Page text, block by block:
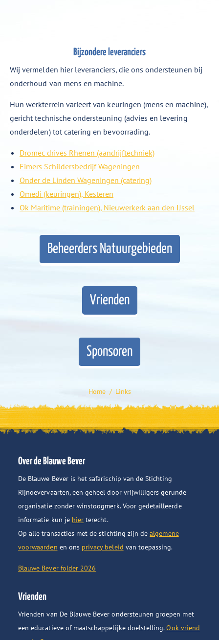
Bijzondere leveranciers
Wij vermelden hier leveranciers, die ons ondersteunen bij
onderhoud van mens en machine.
Hun werkterrein varieert van keuringen (mens en machine),
gericht technische ondersteuning (advies en levering
onderdelen) tot catering en bevoorrading.
Dromec drives Rhenen (aandrijftechniek)
Eimers Schildersbedrijf Wageningen
Onder de Linden Wageningen (catering)
Omedi (keuringen), Kesteren
Ok Maritime (trainingen), Nieuwerkerk aan den IJssel
Beheerders Natuurgebieden
Vrienden
Sponsoren
Je bent hier:
Home Links
Over de Blauwe Bever
De Blauwe Bever is het safarischip van de Stichting
Rijnoevervaarten, een geheel door vrijwilligers gerunde
organisatie zonder winstoogmerk. Voor gedetailleerde
informatie kun je hier terecht.
Op alle transacties met de stichting zijn dealgemene
voorwaarden en ons privacy beleid van toepassing.
Blauwe Bever folder 2026
Vrienden
Vrienden van De Blauwe Bever ondersteunen groepen met
een educatieve of maatschappelijke doelstelling.Ook vriend